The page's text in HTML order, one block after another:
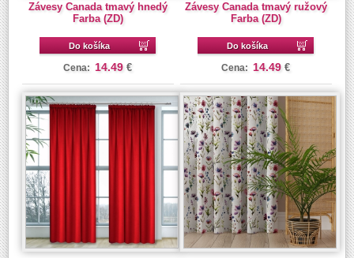
Závesy Canada tmavý hnedý
Farba (ZD)
Do košíka
Cena: 14.49 €
Závesy Canada tmavý ružový
Farba (ZD)
Do košíka
Cena: 14.49 €